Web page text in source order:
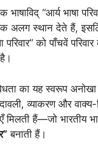
“आर्य भाषा
अलग स्थान देते हैं,
परिवार” को पाँचवें
का यह स्वरूप
व्याकरण और वाक्य-
मिलती हैं—जो भारतीय
बनाती हैं।